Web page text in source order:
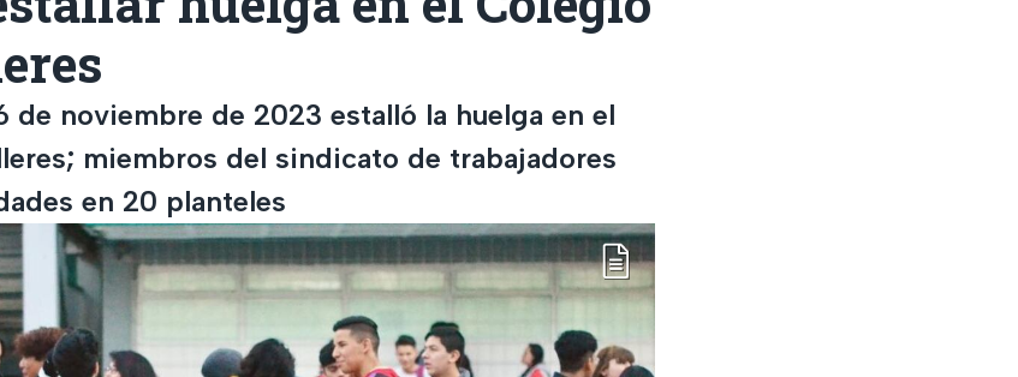
de noviembre de 2023 estalló la huelga en el
miembros del sindicato de trabajadores
en 20 planteles